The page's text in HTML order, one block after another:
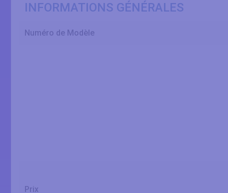
INFORMATIONS GÉNÉRALES
Numéro de Modèle
Prix